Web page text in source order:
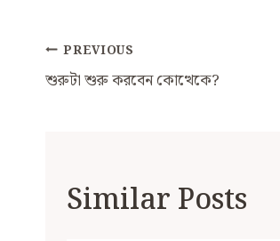
Post
Navigation
PREVIOUS
শুরুটা শুরু করবেন কোত্থেকে?
Similar Posts